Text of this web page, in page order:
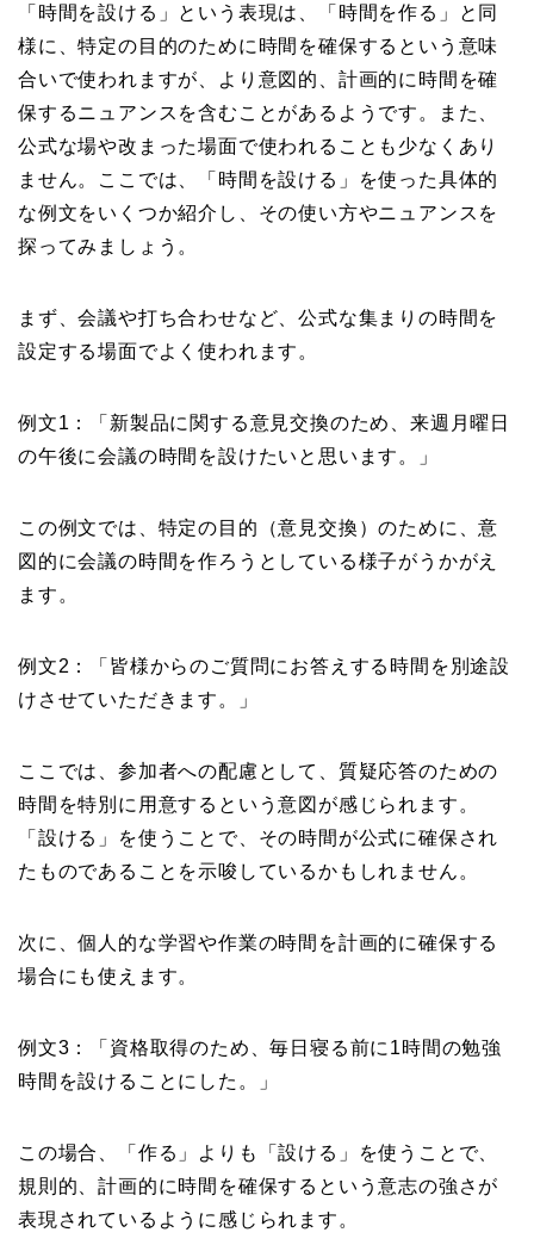
「時間を設ける」という表現は、「時間を作る」と同
様に、特定の目的のために時間を確保するという意味
合いで使われますが、より意図的、計画的に時間を確
保するニュアンスを含むことがあるようです。また、
公式な場や改まった場面で使われることも少なくあり
ません。ここでは、「時間を設ける」を使った具体的
な例文をいくつか紹介し、その使い方やニュアンスを
探ってみましょう。
まず、会議や打ち合わせなど、公式な集まりの時間を
設定する場面でよく使われます。
例文1：「新製品に関する意見交換のため、来週月曜日
の午後に会議の時間を設けたいと思います。」
この例文では、特定の目的（意見交換）のために、意
図的に会議の時間を作ろうとしている様子がうかがえ
ます。
例文2：「皆様からのご質問にお答えする時間を別途設
けさせていただきます。」
ここでは、参加者への配慮として、質疑応答のための
時間を特別に用意するという意図が感じられます。
「設ける」を使うことで、その時間が公式に確保され
たものであることを示唆しているかもしれません。
次に、個人的な学習や作業の時間を計画的に確保する
場合にも使えます。
例文3：「資格取得のため、毎日寝る前に1時間の勉強
時間を設けることにした。」
この場合、「作る」よりも「設ける」を使うことで、
規則的、計画的に時間を確保するという意志の強さが
表現されているように感じられます。